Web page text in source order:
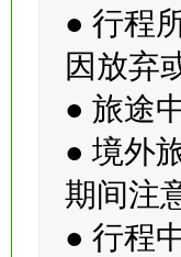
不退回
● 行程
因放弃
● 旅途
● 境外
期间注